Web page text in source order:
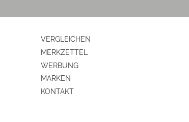
jaVERGLEICHEN
MERKZETTEL
WERBUNG
MARKEN
KONTAKT